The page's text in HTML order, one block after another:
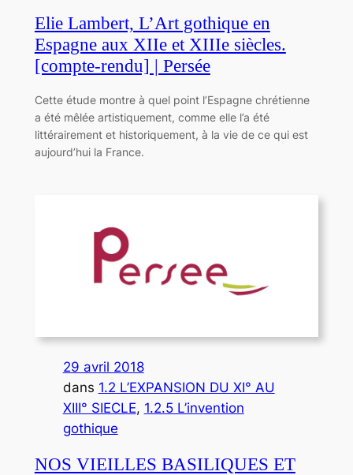
Elie Lambert, L’Art gothique en
Espagne aux XIIe et XIIIe siècles.
[compte-rendu] | Persée
Cette étude montre à quel point l’Espagne chrétienne
a été mêlée artistiquement, comme elle l’a été
littérairement et historiquement, à la vie de ce qui est
aujourd’hui la France.
29 avril 2018
dans 1.2 L’EXPANSION DU XI° AU
XIII° SIECLE, 1.2.5 L’invention
gothique
NOS VIEILLES BASILIQUES ET